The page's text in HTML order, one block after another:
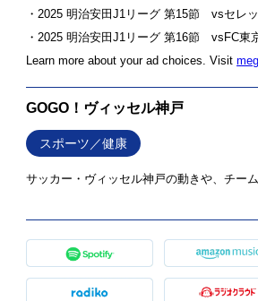
・2025 明治安田J1リーグ 第15節 vsセレ
・2025 明治安田J1リーグ 第16節 vsFC東
Learn more about your ad choices. Visit
GOGO！ヴィッセル神戸
スポーツ／健康
サッカー・ヴィッセル神戸の動きや、チー